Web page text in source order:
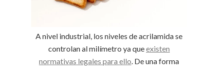
A nivel industrial, los niveles de acrilamida se
controlan al milímetro ya queexisten
normativas legales para ello . De una forma